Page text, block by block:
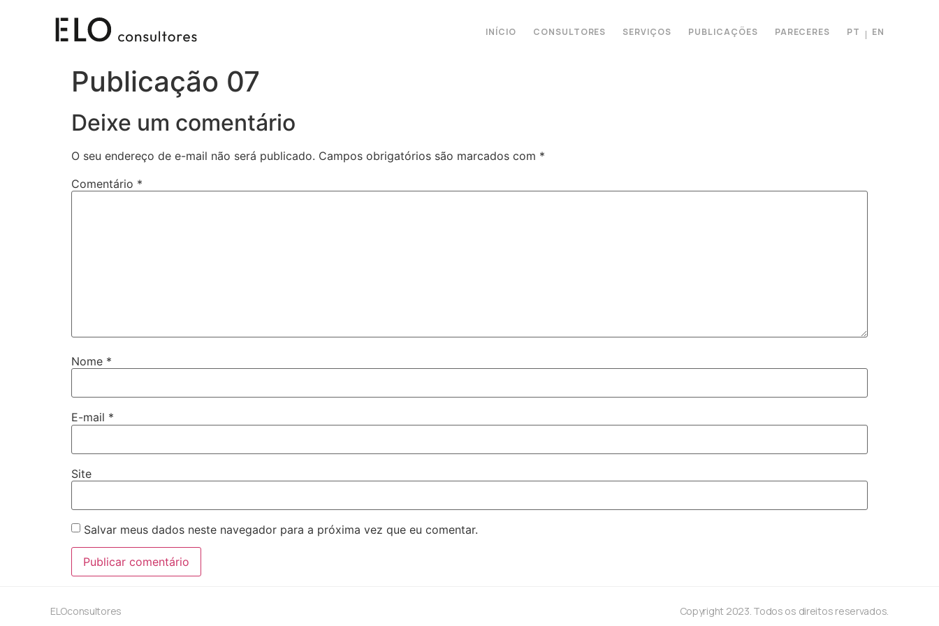
INÍCIO CONSULTORES SERVIÇOS PUBLICAÇÕES PARECERES PT EN
Publicação 07
Deixe um comentário
O seu endereço de e-mail não será publicado. Campos obrigatórios são marcados com *
Comentário *
Nome *
E-mail *
Site
Salvar meus dados neste navegador para a próxima vez que eu comentar.
ELOconsultores Copyright 2023. Todos os direitos reservados.